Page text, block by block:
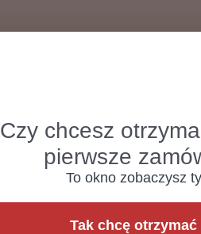
Czy chcesz
pierwsze
To okno zobaczysz
Tak chcę otrzymać